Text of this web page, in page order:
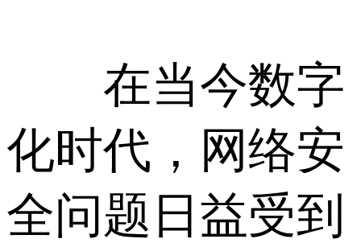
在当今数字
化时代，网络安
全问题日益受到